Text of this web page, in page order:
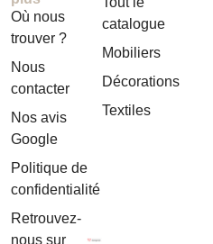
catalogue
Mobiliers
Décorations
Textiles
Où nous
trouver ?
Nous
contacter
Nos avis
Google
Politique de
confidentialité
Retrouvez-
nous sur